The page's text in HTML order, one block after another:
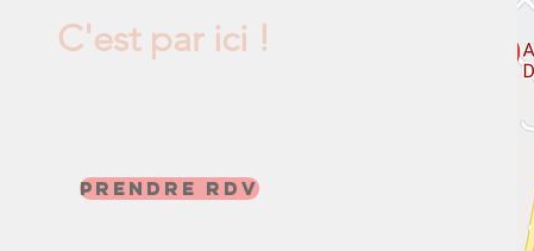
C'est par ici !
Prendre RDV